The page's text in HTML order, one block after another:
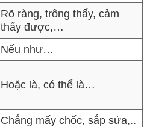
Rõ ràng, trông thấy, cảm
thấy được,…
Nếu như…
Hoặc là, có thể là…
Chẳng mấy chốc, sắp sửa,..